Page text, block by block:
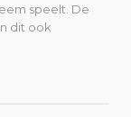
speelt. De
dit ook